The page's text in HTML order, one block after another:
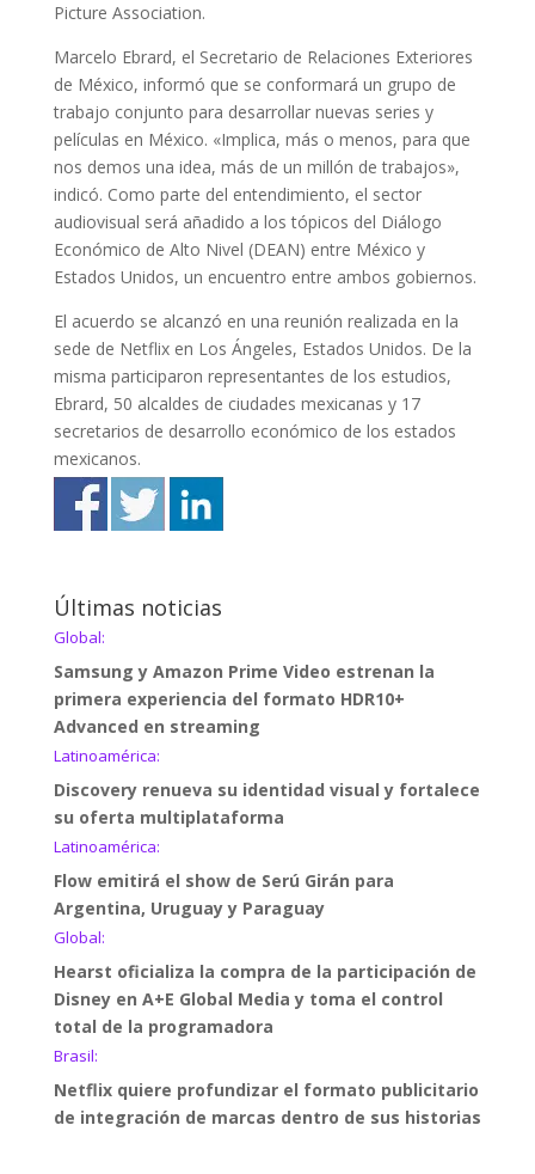
Picture Association.
Marcelo Ebrard, el Secretario de Relaciones Exteriores
de México, informó que se conformará un grupo de
trabajo conjunto para desarrollar nuevas series y
películas en México. «Implica, más o menos, para que
nos demos una idea, más de un millón de trabajos»,
indicó. Como parte del entendimiento, el sector
audiovisual será añadido a los tópicos del Diálogo
Económico de Alto Nivel (DEAN) entre México y
Estados Unidos, un encuentro entre ambos gobiernos.
El acuerdo se alcanzó en una reunión realizada en la
sede de Netflix en Los Ángeles, Estados Unidos. De la
misma participaron representantes de los estudios,
Ebrard, 50 alcaldes de ciudades mexicanas y 17
secretarios de desarrollo económico de los estados
mexicanos.
Últimas noticias
Global:
Samsung y Amazon Prime Video estrenan la
primera experiencia del formato HDR10+
Advanced en streaming
Latinoamérica:
Discovery renueva su identidad visual y fortalece
su oferta multiplataforma
Latinoamérica:
Flow emitirá el show de Serú Girán para
Argentina, Uruguay y Paraguay
Global:
Hearst oficializa la compra de la participación de
Disney en A+E Global Media y toma el control
total de la programadora
Brasil:
Netflix quiere profundizar el formato publicitario
de integración de marcas dentro de sus historias